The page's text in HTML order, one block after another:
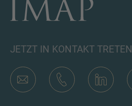
JETZT IN KONTAKT TRETEN